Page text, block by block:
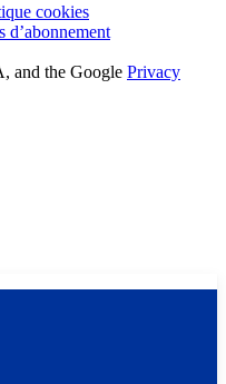
cookies
d’abonnement
and the Google Privacy